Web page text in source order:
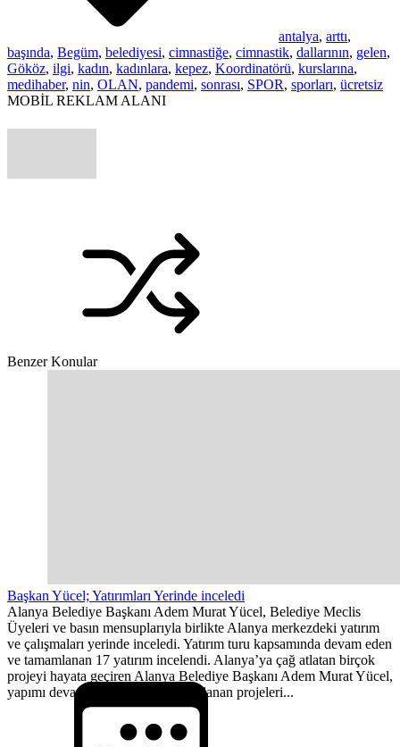
antalya, arttı,
başında, Begüm, belediyesi, cimnastiğe, cimnastik, dallarının, gelen,
Gököz, ilgi, kadın, kadınlara, kepez, Koordinatörü, kurslarına,
medihaber, nin, OLAN, pandemi, sonrası, SPOR, sporları, ücretsiz
MOBİL REKLAM ALANI
Benzer Konular
Başkan Yücel; Yatırımları Yerinde inceledi
Alanya Belediye Başkanı Adem Murat Yücel, Belediye Meclis
Üyeleri ve basın mensuplarıyla birlikte Alanya merkezdeki yatırım
ve çalışmaları yerinde inceledi. Yatırım turu kapsamında devam eden
ve tamamlanan 17 yatırım incelendi. Alanya’ya çağ atlatan birçok
projeyi hayata geçiren Alanya Belediye Başkanı Adem Murat Yücel,
yapımı devam eden ve yeni tamamlanan projeleri...